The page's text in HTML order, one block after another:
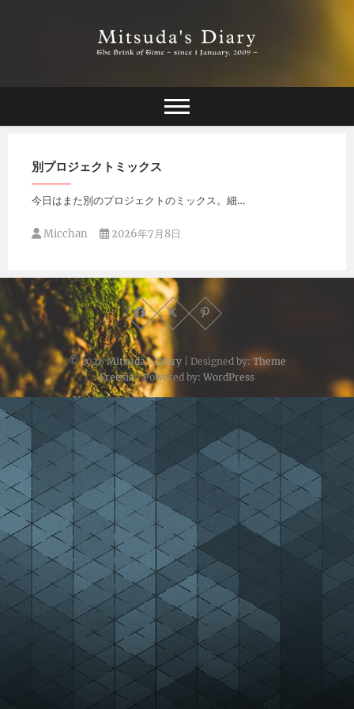
Mitsuda's Diary
別プロジェクトミックス
今日はまた別のプロジェクトのミックス。細…
Micchan 2026年7月8日
© 2026Mitsuda's Diary| Designed by: Theme
Freesia| Powered by: WordPress